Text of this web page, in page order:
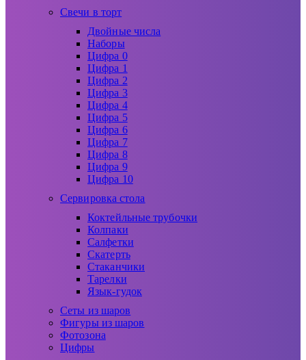
Свечи в торт
Двойные числа
Наборы
Цифра 0
Цифра 1
Цифра 2
Цифра 3
Цифра 4
Цифра 5
Цифра 6
Цифра 7
Цифра 8
Цифра 9
Цифра 10
Сервировка стола
Коктейльные трубочки
Колпаки
Салфетки
Скатерть
Стаканчики
Тарелки
Язык-гудок
Сеты из шаров
Фигуры из шаров
Фотозона
Цифры